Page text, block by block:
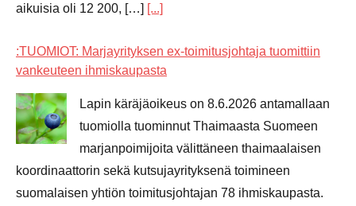
aikuisia oli 12 200, […] [...]
:TUOMIOT: Marjayrityksen ex-toimitusjohtaja tuomittiin
vankeuteen ihmiskaupasta
Lapin käräjäoikeus on 8.6.2026 antamallaan
tuomiolla tuominnut Thaimaasta Suomeen
marjanpoimijoita välittäneen thaimaalaisen
koordinaattorin sekä kutsujayrityksenä toimineen
suomalaisen yhtiön toimitusjohtajan 78 ihmiskaupasta.